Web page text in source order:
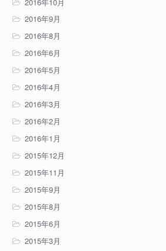
2016年9月
2016年8月
2016年6月
2016年5月
2016年4月
2016年3月
2016年2月
2016年1月
2015年12月
2015年11月
2015年9月
2015年8月
2015年6月
2015年3月